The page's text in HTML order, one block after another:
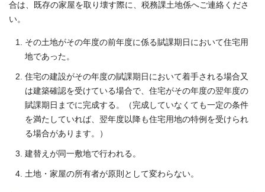
合は、既存の家屋を取り壊す際に、税務課土地係へご連絡くださ
い。
その土地がその年度の前年度に係る賦課期日において住宅用
地であった。
住宅の建設がその年度の賦課期日において着手される場合又
は建築確認を受けている場合で、住宅がその年度の翌年度の
賦課期日までに完成する。（完成していなくても一定の条件
を満たしていれば、翌年度以降も住宅用地の特例を受けられ
る場合があります。）
建替えが同一敷地で行われる。
土地・家屋の所有者が原則として変わらない。